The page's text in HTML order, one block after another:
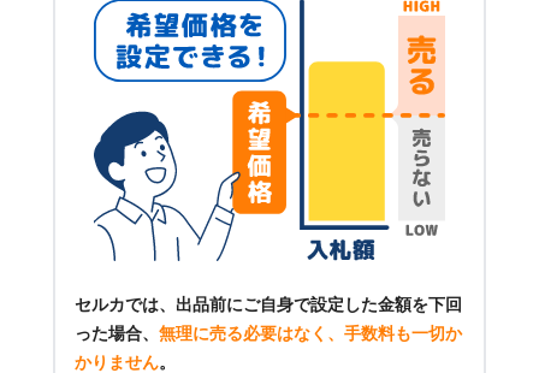
セルカでは、出品前にご自身で設定した金額を下回
った場合、 無理に売る必要はなく、手数料も一切か
かりません。